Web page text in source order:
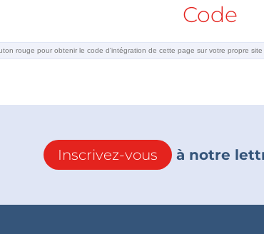
Code
Inscrivez-vous à notre